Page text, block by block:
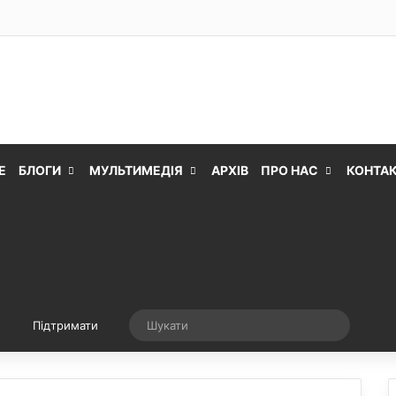
БЛОГИ МУЛЬТИМЕДІЯ АРХІВ ПРО НАС
Підтримати Випадкова стаття